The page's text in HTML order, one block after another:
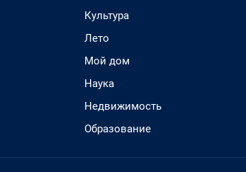
Культура
Лето
Мой дом
Наука
Недвижимость
Образование